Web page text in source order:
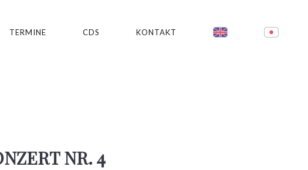
TERMINE CDS KONTAKT
NR. 4